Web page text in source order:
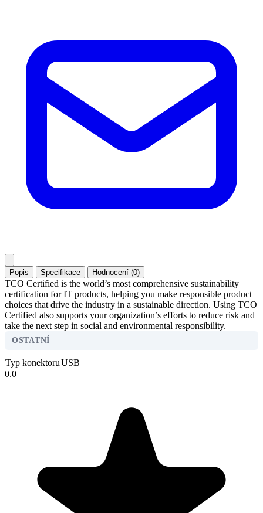
Popis Specifikace Hodnocení (0)
TCO Certified is the world’s most comprehensive sustainability
certification for IT products, helping you make responsible product
choices that drive the industry in a sustainable direction. Using TCO
Certified also supports your organization’s efforts to reduce risk and
take the next step in social and environmental responsibility.
OSTATNÍ
Typ konektoruUSB
0.0